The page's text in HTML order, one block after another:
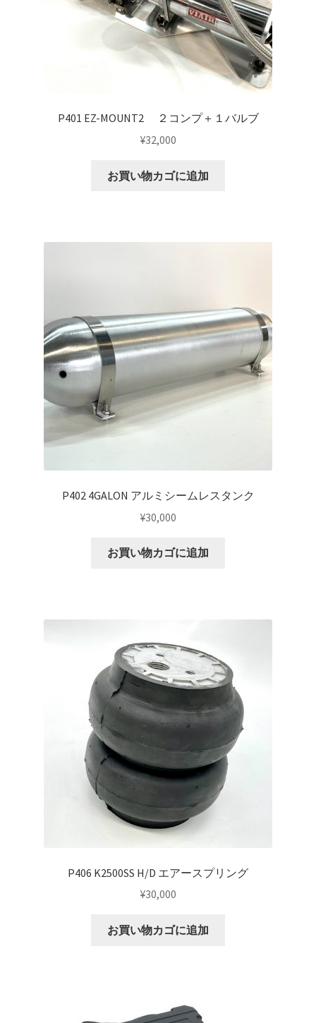
P401 EZ-MOUNT2 ２コンプ＋１バルブ
¥32,000
お買い物カゴに追加
P402 4GALON アルミシームレスタンク
¥30,000
お買い物カゴに追加
P406 K2500SS H/D エアースプリング
¥30,000
お買い物カゴに追加